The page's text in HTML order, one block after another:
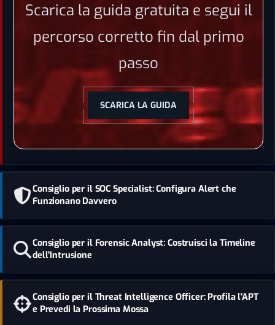
Scarica la guida gratuita e segui il
percorso corretto fin dal primo
passo
SCARICA LA GUIDA
Consiglio per il SOC Specialist: Configura Alert che
Funzionano Davvero
Consiglio per il Forensic Analyst: Costruisci la Timeline
dell'Intrusione
Consiglio per il Threat Intelligence Officer: Profila l'APT
e Prevedi la Prossima Mossa